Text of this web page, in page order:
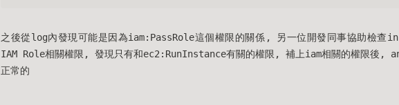
之後從log內發現可能是因為iam:PassRole這個權限的關係, 另一位開發同事協助檢查
IAM Role相關權限, 發現只有和ec2:RunInstance有關的權限, 補上iam相關的權限後,
正常的